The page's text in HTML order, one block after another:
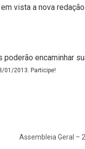
vista a nova
encaminhar
01/2013. Participe!
Assembleia Geral –